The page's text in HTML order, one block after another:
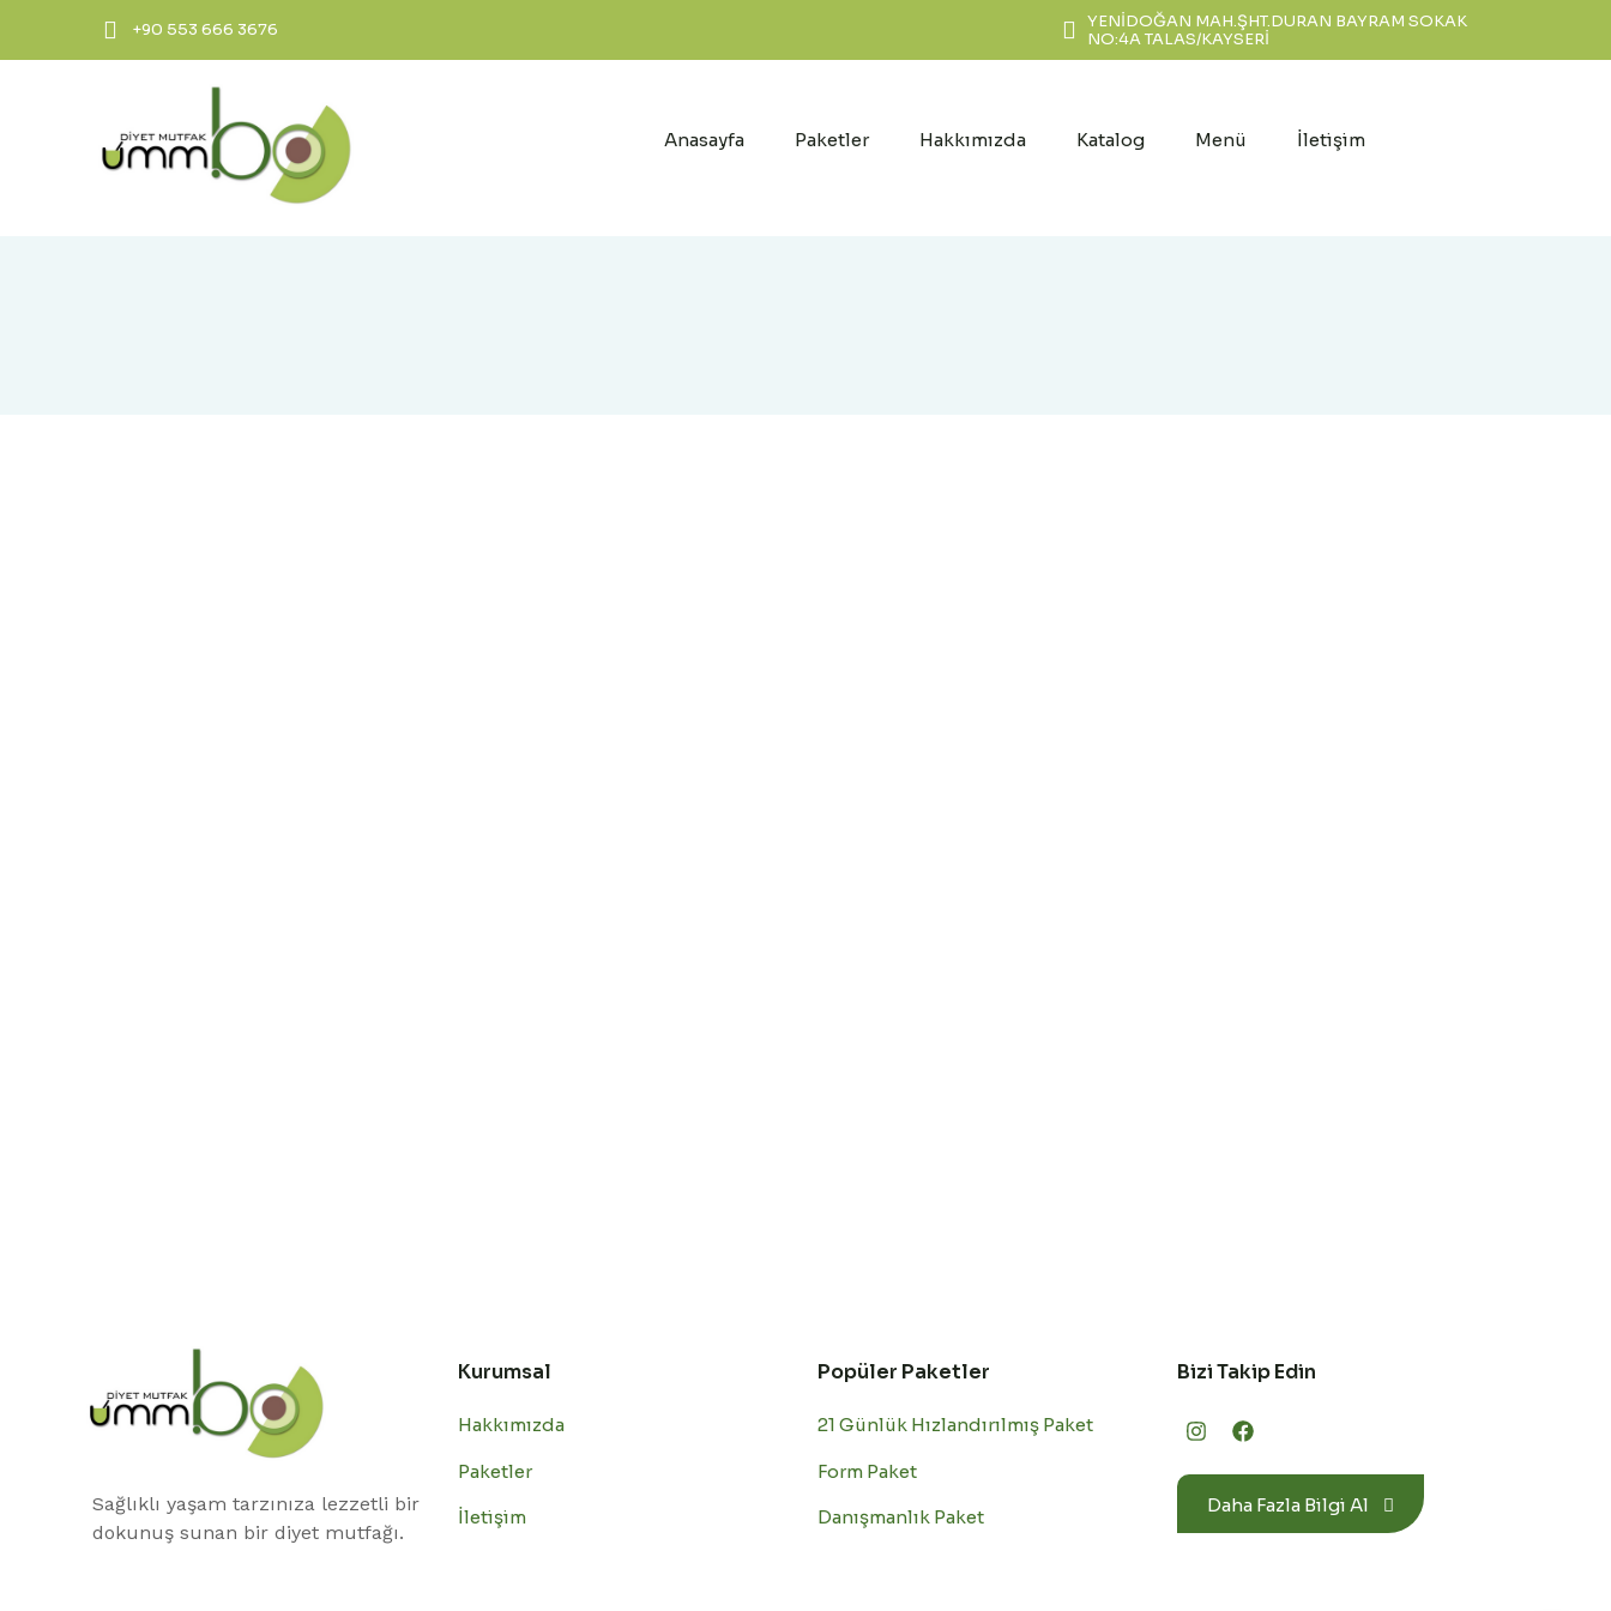
+90 553 666 3676
YENİDOĞAN MAH.ŞHT.DURAN BAYRAM SOKAK
NO:4A TALAS/KAYSERİ
Anasayfa Paketler Hakkımızda Katalog Menü İletişim
Sağlıklı yaşam tarzınıza lezzetli bir
dokunuş sunan bir diyet mutfağı.
Kurumsal
Hakkımızda
Paketler
İletişim
Popüler Paketler
21 Günlük Hızlandırılmış Paket
Form Paket
Danışmanlık Paket
Bizi Takip Edin
Daha Fazla Bilgi Al